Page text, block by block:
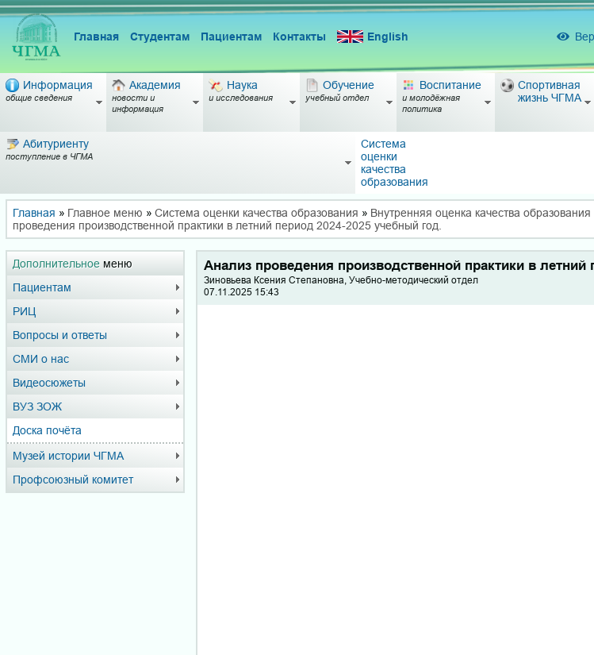
Главная Студентам Пациентам Контакты English
Информация
общие сведения
Академия
новости и
информация
Наука
и исследования
Обучение
учебный отдел
Воспитание
и молодёжная
политика
Спортивная
жизнь ЧГМА
Абитуриенту
поступление в ЧГМА
Система
оценки
качества
образования
Главная » Главное меню » Система оценки качества образования » Внутренняя оценка качества образования
проведения производственной практики в летний период 2024-2025 учебный год.
Дополнительное меню
Пациентам
РИЦ
Вопросы и ответы
СМИ о нас
Видеосюжеты
ВУЗ ЗОЖ
Доска почёта
Музей истории ЧГМА
Профсоюзный комитет
Анализ проведения производственной практики в летний
Зиновьева Ксения Степановна, Учебно-методический отдел
07.11.2025 15:43